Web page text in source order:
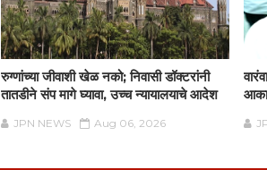
रुग्णांच्या जीवाशी खेळ नको; निवासी डॉक्टरांनी
तातडीने संप मागे घ्यावा, उच्च न्यायालयाचे आदेश
JPN NEWS Aug 06, 2026